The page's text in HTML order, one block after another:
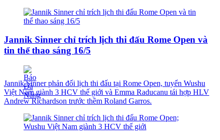
Jannik Sinner chỉ trích lịch thi đấu Rome Open và
tin thể thao sáng 16/5
Jannik Sinner phản đối lịch thi đấu tại Rome Open, tuyển Wushu
Việt Nam giành 3 HCV thế giới và Emma Raducanu tái hợp HLV
Andrew Richardson trước thềm Roland Garros.